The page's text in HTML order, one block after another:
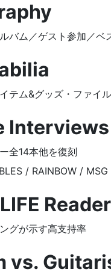
バム／ゲスト参加／
テム&グッズ・ファイル
全14本他を復刻
/ RAINBOW /
グが示す高支持率
vs.